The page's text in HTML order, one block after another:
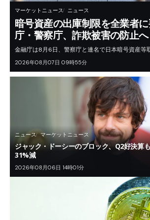
マーケットニュース ニュース
暗号資産の出庫制限を全業者
庁・警察庁、詐欺被害の防止へ
金融庁は8月6日、警察庁と連名で日本暗号資産等
2026年08月07日 09時55分
ニュース マーケットニュース
ジャック・ドーシーのブロック、Q2好決算
31%減
2026年08月06日 14時01分